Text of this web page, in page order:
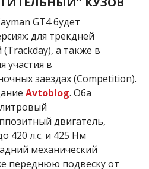
GT4 будет
для трекдней
а также в
участия в
заездах (Competition).
Avtoblog. Оба
двигатель,
420 л.с. и 425 Нм
механический
переднюю подвеску от